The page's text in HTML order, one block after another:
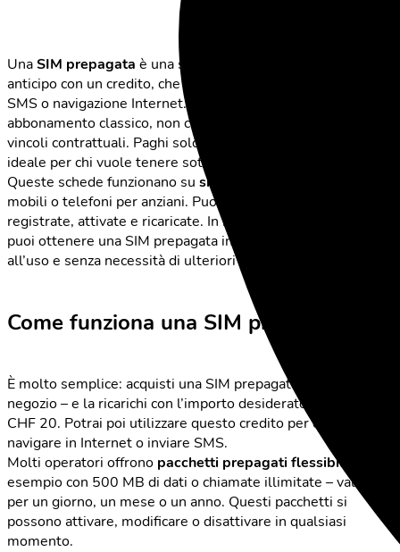
UnaSIM prepagata è una scheda telefonica che si ricarica in
anticipo con un credito, che poi puoi utilizzare per chiamate,
SMS o navigazione Internet. A differenza di un
abbonamento classico, non ci sono canoni mensili fissi né
vincoli contrattuali. Paghi solo ciò che consumi davvero –
ideale per chi vuole tenere sotto controllo le proprie spese.
Queste schede funzionano su smartphone, tablet
mobili o telefoni per anziani. Puoi usarle subito, appena
registrate, attivate e ricaricate. In molti negozi di telefonia
puoi ottenere una SIM prepagata in pochi minuti – pronta
all’uso e senza necessità di ulteriori verifiche online.
Come funziona una SIM prepagata?
È molto semplice: acquisti una SIM prepagata – online o in
negozio – e la ricarichi con l’importo desiderato, ad esempio
CHF 20. Potrai poi utilizzare questo credito per chiamare,
navigare in Internet o inviare SMS.
Molti operatori offrono pacchetti prepagati flessibili
esempio con 500 MB di dati o chiamate illimitate – validi
per un giorno, un mese o un anno. Questi pacchetti si
possono attivare, modificare o disattivare in qualsiasi
momento.